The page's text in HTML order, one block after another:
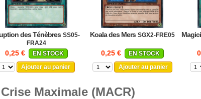
des Ténèbres SS05-
FRA24
0,25 €
EN STOCK
Ajouter au panier
Koala des Mers SGX2-FRE05
0,25 €
EN STOCK
Ajouter au panier
Maximale (MACR)